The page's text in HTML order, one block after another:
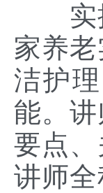
家养
洁护
能。
要点
讲师